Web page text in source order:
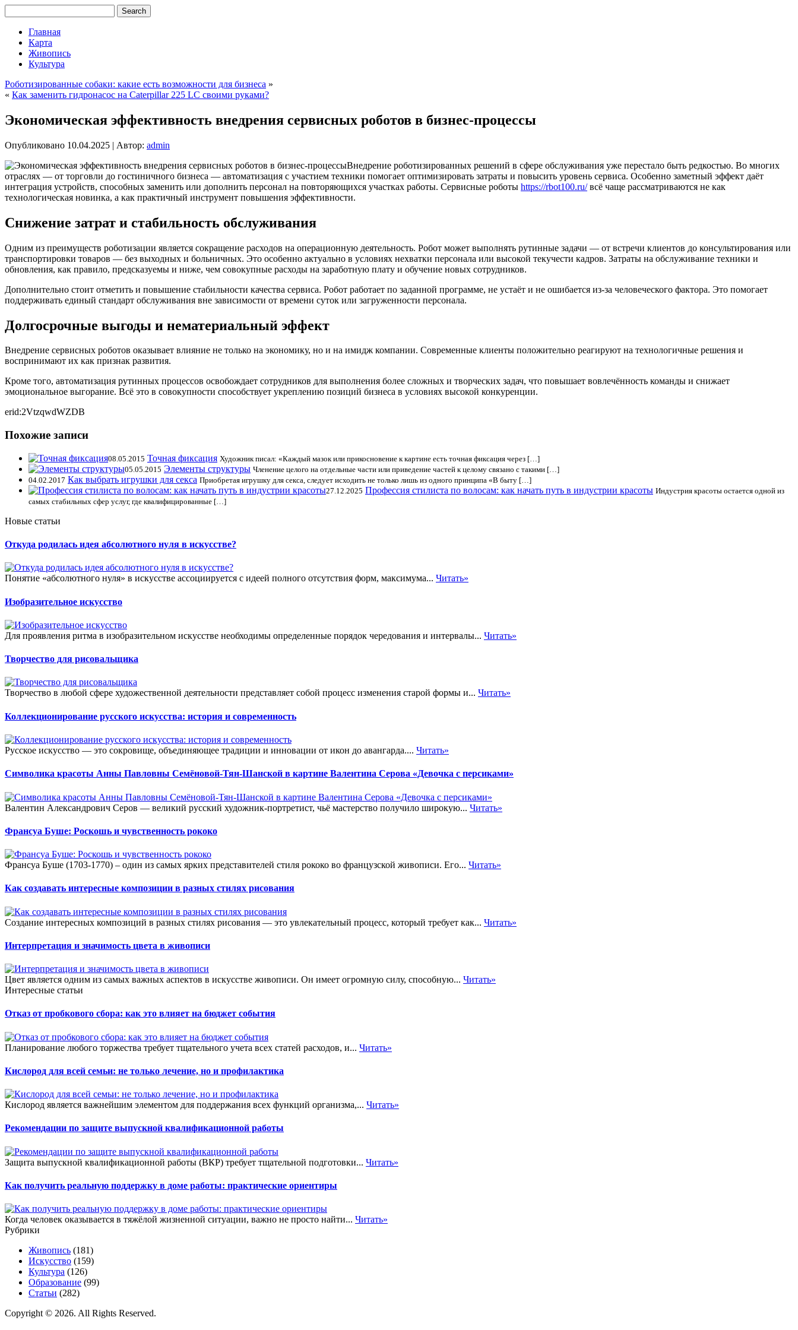
Главная
Карта
Живопись
Культура
Роботизированные собаки: какие есть возможности для бизнеса »
« Как заменить гидронасос на Caterpillar 225 LC своими руками?
Экономическая эффективность внедрения сервисных роботов в бизнес-процессы
Опубликовано 10.04.2025 | Автор: admin
Внедрение роботизированных решений в сфере обслуживания уже перестало быть редкостью. Во многих
отраслях — от торговли до гостиничного бизнеса — автоматизация с участием техники помогает оптимизировать затраты и повысить уровень сервиса. Особенно заметный эффект даёт
интеграция устройств, способных заменить или дополнить персонал на повторяющихся участках работы. Сервисные роботы https://rbot100.ru/всё чаще рассматриваются не как
технологическая новинка, а как практичный инструмент повышения эффективности.
Снижение затрат и стабильность обслуживания
Одним из преимуществ роботизации является сокращение расходов на операционную деятельность. Робот может выполнять рутинные задачи — от встречи клиентов до консультирования или
транспортировки товаров — без выходных и больничных. Это особенно актуально в условиях нехватки персонала или высокой текучести кадров. Затраты на обслуживание техники и
обновления, как правило, предсказуемы и ниже, чем совокупные расходы на заработную плату и обучение новых сотрудников.
Дополнительно стоит отметить и повышение стабильности качества сервиса. Робот работает по заданной программе, не устаёт и не ошибается из-за человеческого фактора. Это помогает
поддерживать единый стандарт обслуживания вне зависимости от времени суток или загруженности персонала.
Долгосрочные выгоды и нематериальный эффект
Внедрение сервисных роботов оказывает влияние не только на экономику, но и на имидж компании. Современные клиенты положительно реагируют на технологичные решения и
воспринимают их как признак развития.
Кроме того, автоматизация рутинных процессов освобождает сотрудников для выполнения более сложных и творческих задач, что повышает вовлечённость команды и снижает
эмоциональное выгорание. Всё это в совокупности способствует укреплению позиций бизнеса в условиях высокой конкуренции.
erid:2VtzqwdWZDB
Похожие записи
08.05.2015 Точная фиксация Художник писал: «Каждый мазок или прикосновение к картине есть точная фиксация через […]
05.05.2015 Элементы структуры Членение целого на отдельные части или приведение частей к целому связано с такими […]
04.02.2017 Как выбрать игрушки для секса Приобретая игрушку для секса, следует исходить не только лишь из одного принципа «В быту […]
27.12.2025 Профессия стилиста по волосам: как начать путь в индустрии красоты Индустрия красоты остается одной из
самых стабильных сфер услуг, где квалифицированные […]
Новые статьи
Откуда родилась идея абсолютного нуля в искусстве?
Понятие «абсолютного нуля» в искусстве ассоциируется с идеей полного отсутствия форм, максимума... Читать»
Изобразительное искусство
Для проявления ритма в изобразительном искусстве необходимы определенные порядок чередования и интервалы... Читать»
Творчество для рисовальщика
Творчество в любой сфере художественной деятельности представляет собой процесс изменения старой формы и... Читать»
Коллекционирование русского искусства: история и современность
Русское искусство — это сокровище, объединяющее традиции и инновации от икон до авангарда.... Читать»
Символика красоты Анны Павловны Семёновой-Тян-Шанской в картине Валентина Серова «Девочка с персиками»
Валентин Александрович Серов — великий русский художник-портретист, чьё мастерство получило широкую... Читать»
Франсуа Буше: Роскошь и чувственность рококо
Франсуа Буше (1703-1770) – один из самых ярких представителей стиля рококо во французской живописи. Его... Читать»
Как создавать интересные композиции в разных стилях рисования
Создание интересных композиций в разных стилях рисования — это увлекательный процесс, который требует как... Читать»
Интерпретация и значимость цвета в живописи
Цвет является одним из самых важных аспектов в искусстве живописи. Он имеет огромную силу, способную... Читать»
Интересные статьи
Отказ от пробкового сбора: как это влияет на бюджет события
Планирование любого торжества требует тщательного учета всех статей расходов, и... Читать»
Кислород для всей семьи: не только лечение, но и профилактика
Кислород является важнейшим элементом для поддержания всех функций организма,... Читать»
Рекомендации по защите выпускной квалификационной работы
Защита выпускной квалификационной работы (ВКР) требует тщательной подготовки... Читать»
Как получить реальную поддержку в доме работы: практические ориентиры
Когда человек оказывается в тяжёлой жизненной ситуации, важно не просто найти... Читать»
Рубрики
Живопись (181)
Искусство (159)
Культура (126)
Образование (99)
Статьи (282)
Copyright © 2026. All Rights Reserved.